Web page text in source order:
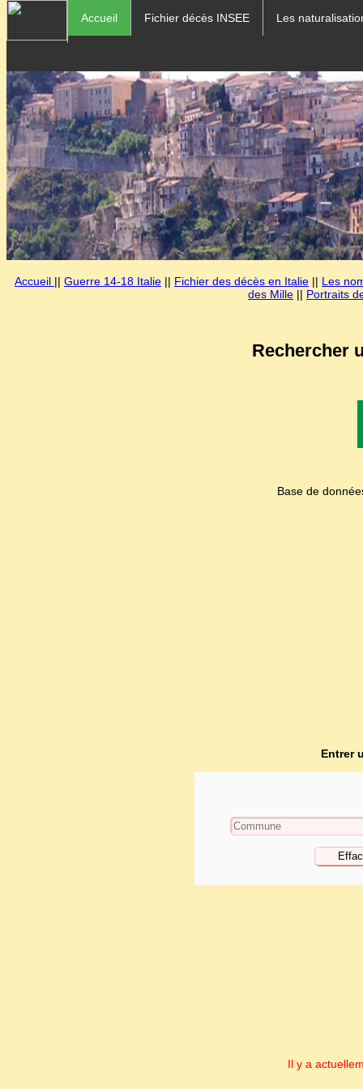
Accueil Fichier décès INSEE Les
Accueil || Guerre 14-18 Italie || Fichier des décès en Italie || Les
des Mille || Portraits
Rechercher
Base de
Entrer
Il y a